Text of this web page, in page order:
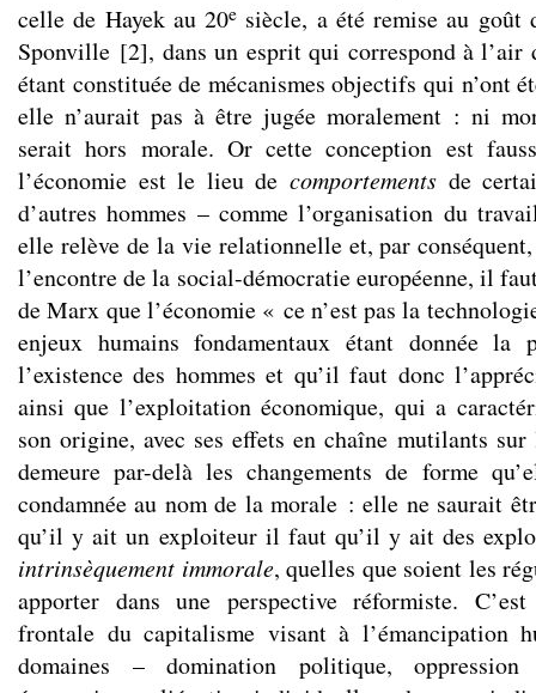
celle de Hayek au 20e siècle, a été remise au
Sponville [2], dans un esprit qui correspond à l’air
étant constituée de mécanismes objectifs qui n’ont
elle n’aurait pas à être jugée moralement : ni
serait hors morale. Or cette conception est
l’économie est le lieu de comportements de
d’autres hommes – comme l’organisation du
elle relève de la vie relationnelle et, par
l’encontre de la social-démocratie européenne, il
de Marx que l’économie « ce n’est pas la
enjeux humains fondamentaux étant donnée la
l’existence des hommes et qu’il faut donc
ainsi que l’exploitation économique, qui a
son origine, avec ses effets en chaîne mutilants
demeure par-delà les changements de forme
condamnée au nom de la morale : elle ne saurait
qu’il y ait un exploiteur il faut qu’il y ait des
intrinsèquement immorale, quelles que soient les
apporter dans une perspective réformiste.
frontale du capitalisme visant à l’émancipation
domaines – domination politique, oppression